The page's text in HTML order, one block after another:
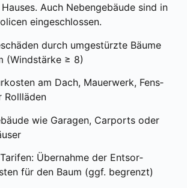
Auch Neben­ge­bäu­de sind in
ein­ge­schlos­sen.
durch umge­stürz­te Bäu­me
(Wind­stär­ke ≥ 8)
am Dach, Mau­er­werk, Fens­
Roll­lä­den
wie Gara­gen, Car­ports oder
Über­nah­me der Ent­sor­
für den Baum (ggf. begrenzt)